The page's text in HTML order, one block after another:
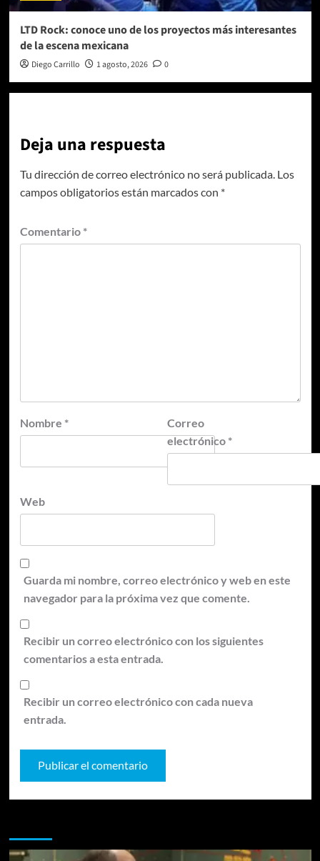
LTD Rock: conoce uno de los proyectos más interesantes
de la escena mexicana
Diego Carrillo 1 agosto, 2026 0
Deja una respuesta
Tu dirección de correo electrónico no será publicada. Los
campos obligatorios están marcados con *
Comentario *
Nombre *
Correo
electrónico *
Web
Guarda mi nombre, correo electrónico y web en este
navegador para la próxima vez que comente.
Recibir un correo electrónico con los siguientes
comentarios a esta entrada.
Recibir un correo electrónico con cada nueva
entrada.